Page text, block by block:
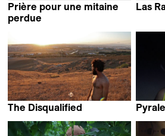
Prière pour une mitaine
perdue
Las
The Disqualified
Pyrale